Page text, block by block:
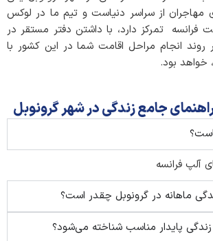
مهاجران از سراسر دنیاست و تیم ما در لوکس
فرانسه تمرکز دارد، با داشتن دفتر مستقر در
روند انجام مراحل اقامت شما در این کشور با
خواهد بود.
جامع زندگی در شهر گرونوبل
آلپ فرانسه
ماهانه در گرونوبل چقدر است؟
زندگی پایدار مناسب شناخته می‌شود؟